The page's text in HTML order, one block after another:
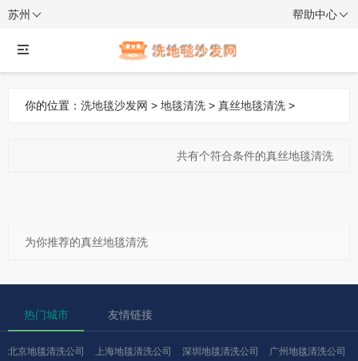
苏州 帮助中心
你的位置： 洗地毯沙发网 > 地毯清洗 > 真丝地毯清洗 >
共有个符合条件的真丝地毯清洗
为你推荐的真丝地毯清洗
热门城市 友情链接
北京地毯清洗公司 上海地毯清洗公司 深圳地毯清洗公司
广州地毯清洗公司